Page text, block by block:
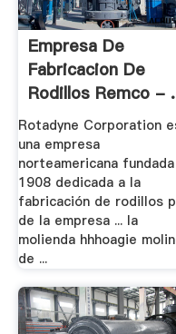
Empresa De
Fabricacion De
Rodillos Remco - .
Rotadyne Corporation
una empresa
norteamericana
1908 dedicada a la
fabricación de rodillos
de la empresa ... la
molienda hhhoagie
de ...